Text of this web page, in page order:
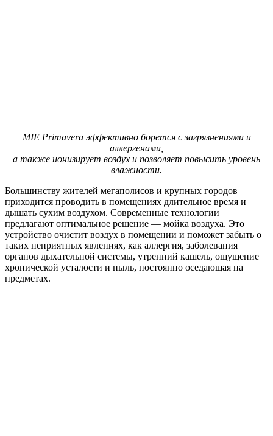
MIE Primavera эффективно борется с загрязнениями и
аллергенами,
а также ионизирует воздух и позволяет повысить уровень
влажности.
Большинству жителей мегаполисов и крупных городов
приходится проводить в помещениях длительное время и
дышать сухим воздухом. Современные технологии
предлагают оптимальное решение — мойка воздуха. Это
устройство очистит воздух в помещении и поможет забыть о
таких неприятных явлениях, как аллергия, заболевания
органов дыхательной системы, утренний кашель, ощущение
хронической усталости и пыль, постоянно оседающая на
предметах.